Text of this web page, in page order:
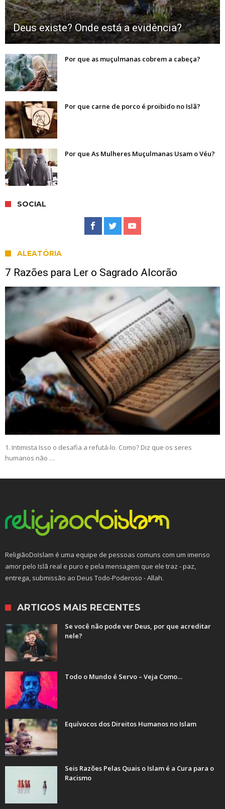
Deus existe? Onde está a evidência?
Por que as muçulmanas cobrem a cabeça?
Por que carne de porco é proibido no Islã?
Por que As Mulheres Muçulmanas Usam o Véu?
SOCIAL
ALEATÓRIA
7 Razões para Ler o Sagrado Alcorão
1. Intimista Isso o desafia a refutá-lo. Como? Diz que os seres
humanos não …
ReligiãoDoIslam é uma equipe de pessoas comuns com um imenso
amor pelo Islã real e puro e pela mensagem que ele traz - paz,
entrega, submissão ao Deus Todo-Poderoso - Allah.
ARTIGOS MAIS RECENTES
Se você não pode ver Deus, por que acreditar
nele?
Todo o Mundo é Servo – Veja Como…
Equívocos dos Direitos Humanos no Islam
Seis Razões Pelas Quais o Islam é a Cura para o
Racismo